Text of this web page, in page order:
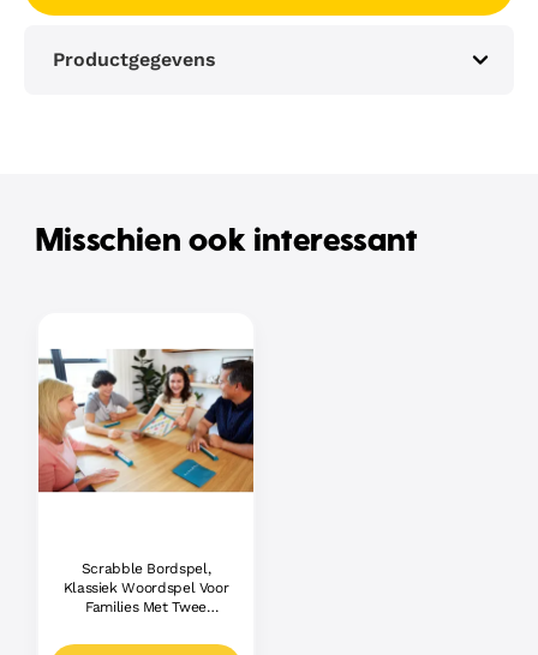
Productgegevens
Misschien ook interessant
Scrabble Bordspel,
Klassiek Woordspel Voor
Families Met Twee
Voor 2-4 Spelers,